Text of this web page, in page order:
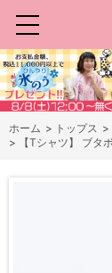
ホーム > トップス >
>
【Tシャツ】 ブタ